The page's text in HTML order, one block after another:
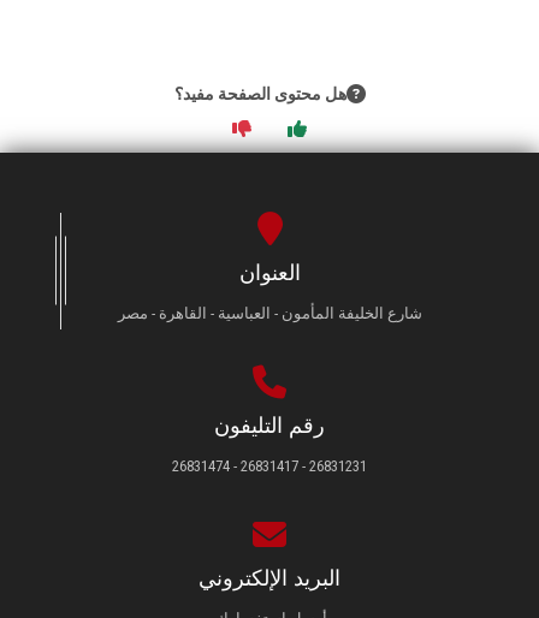
هل محتوى الصفحة مفيد؟
العنوان
شارع الخليفة المأمون - العباسية - القاهرة - مصر
رقم التليفون
26831231 - 26831417 - 26831474
البريد الإلكتروني